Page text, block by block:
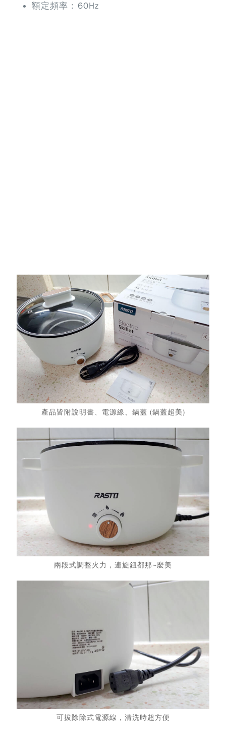
額定頻率：60Hz
產品皆附說明書、電源線、鍋蓋 (鍋蓋超美)
兩段式調整火力，連旋鈕都那~麼美
可拔除除式電源線，清洗時超方便